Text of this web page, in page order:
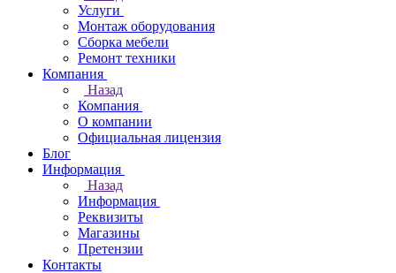
Услуги
Монтаж оборудования
Сборка мебели
Ремонт техники
Компания
Назад
Компания
О компании
Официальная лицензия
Блог
Информация
Назад
Информация
Реквизиты
Магазины
Претензии
Контакты